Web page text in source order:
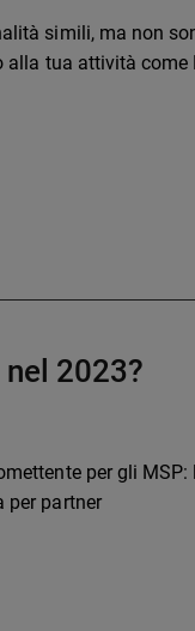
simili, ma non
tua attività come
2023?
per gli
per partner